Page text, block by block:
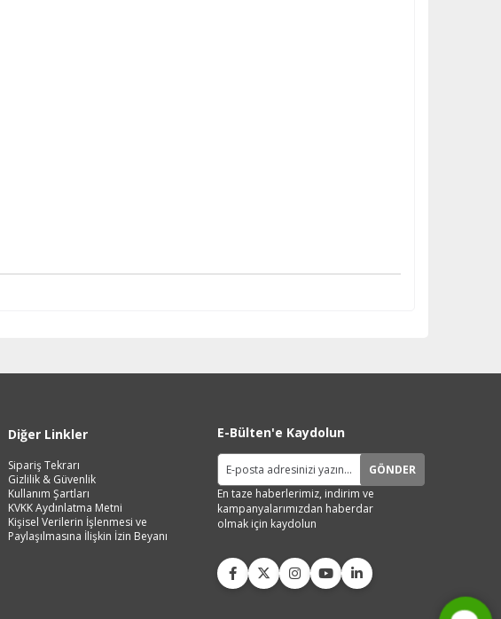
Diğer Linkler
Sipariş Tekrarı
Gizlilik & Güvenlik
Kullanım Şartları
KVKK Aydınlatma Metni
Kişisel Verilerin İşlenmesi ve
Paylaşılmasına İlişkin İzin Beyanı
E-Bülten'e Kaydolun
GÖNDER
En taze haberlerimiz, indirim ve
kampanyalarımızdan haberdar
olmak için kaydolun